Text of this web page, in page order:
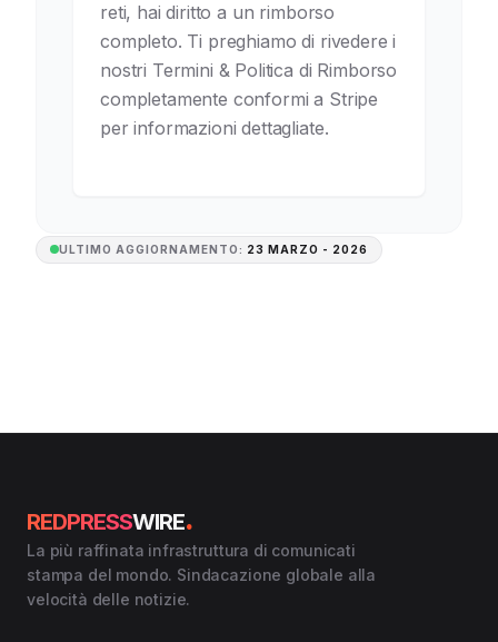
reti, hai diritto a un rimborso
completo. Ti preghiamo di rivedere i
nostri Termini & Politica di Rimborso
completamente conformi a Stripe
per informazioni dettagliate.
ULTIMO AGGIORNAMENTO: 23 MARZO - 2026
REDPRESSWIRE.
La più raffinata infrastruttura di comunicati
stampa del mondo. Sindacazione globale alla
velocità delle notizie.